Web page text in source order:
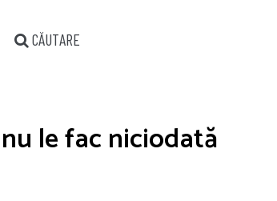
CĂUTARE
le fac niciodată